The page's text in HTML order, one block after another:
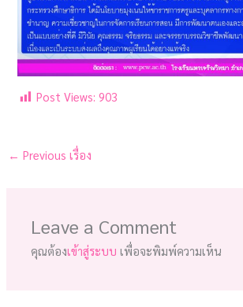
Post Views: 903
← Previous เรื่อง
Leave a Comment
คุณต้องเข้าสู่ระบบ เพื่อจะพิมพ์ความเห็น